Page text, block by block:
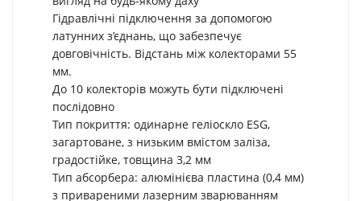
Гідравлічні підключення за допомогою
латунних з’єднань, що забезпечує
довговічність. Відстань між колекторами 55
мм.
До 10 колекторів можуть бути підключені
послідовно
Тип покриття: одинарне геліоскло ESG,
загартоване, з низьким вмістом заліза,
градостійке, товщина 3,2 мм
Тип абсорбера: алюмінієва пластина (0,4 мм)
з привареними лазерним зварюванням